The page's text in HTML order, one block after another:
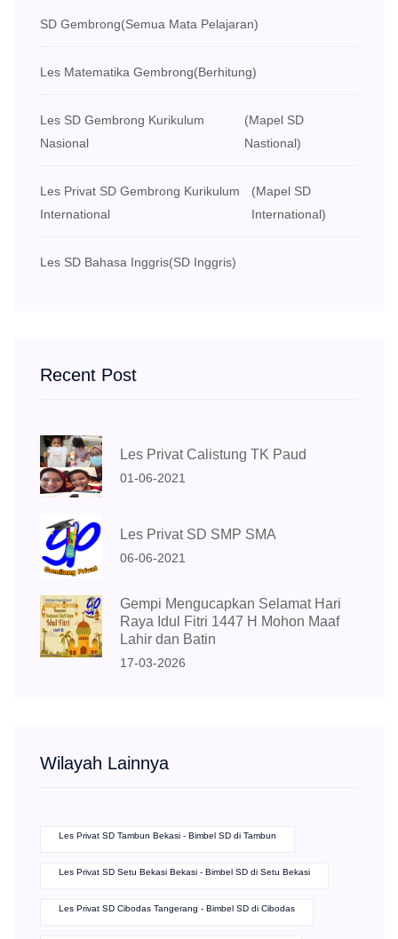
SD Gembrong(Semua Mata Pelajaran)
Les Matematika Gembrong(Berhitung)
Les SD Gembrong Kurikulum
Nasional
(Mapel SD
Nastional)
Les Privat SD Gembrong Kurikulum
International
(Mapel SD
International)
Les SD Bahasa Inggris(SD Inggris)
Recent Post
Les Privat Calistung TK Paud
01-06-2021
Les Privat SD SMP SMA
06-06-2021
Gempi Mengucapkan Selamat Hari
Raya Idul Fitri 1447 H Mohon Maaf
Lahir dan Batin
17-03-2026
Wilayah Lainnya
Les Privat SD Tambun Bekasi - Bimbel SD di Tambun
Les Privat SD Setu Bekasi Bekasi - Bimbel SD di Setu Bekasi
Les Privat SD Cibodas Tangerang - Bimbel SD di Cibodas